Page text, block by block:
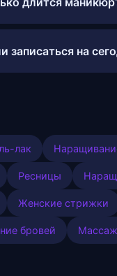
записаться на
лак
Ресницы
Женские стрижки
бровей Массаж